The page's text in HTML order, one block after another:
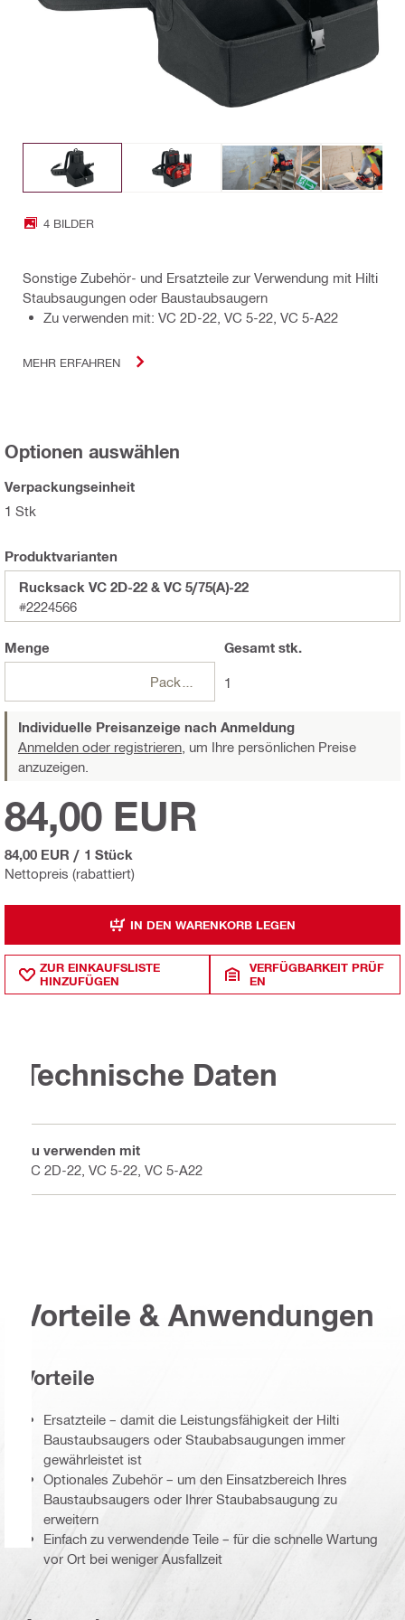
4 BILDER
Sonstige Zubehör- und Ersatzteile zur Verwendung mit Hilti
Staubsaugungen oder Baustaubsaugern
Zu verwenden mit: VC 2D-22, VC 5-22, VC 5-A22
MEHR ERFAHREN
Optionen auswählen
Verpackungseinheit
1 Stk
Produktvarianten
Rucksack VC 2D-22 & VC 5/75(A)-22
#2224566
Menge
Packungen
Gesamtstk.
1
Individuelle Preisanzeige nach Anmeldung
Anmelden oder registrieren, um Ihre persönlichen Preise
anzuzeigen.
Nettopreis (rabattiert)
84,00 EUR
84,00 EUR / 1 Stück
IN DEN WARENKORB LEGEN
ZUR EINKAUFSLISTE
HINZUFÜGEN
VERFÜGBARKEIT PRÜF
EN
Technische Daten
Zu verwenden mit
VC 2D-22, VC 5-22, VC 5-A22
Vorteile & Anwendungen
Vorteile
Ersatzteile – damit die Leistungsfähigkeit der Hilti
Baustaubsaugers oder Staubabsaugungen immer
gewährleistet ist
Optionales Zubehör – um den Einsatzbereich Ihres
Baustaubsaugers oder Ihrer Staubabsaugung zu
erweitern
Einfach zu verwendende Teile – für die schnelle Wartung
vor Ort bei weniger Ausfallzeit